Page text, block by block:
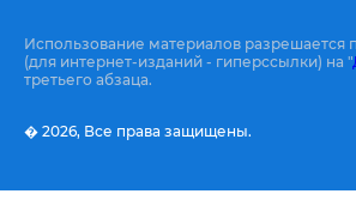
Использование материалов разрешается
(для интернет-изданий - гиперссылки) на "
третьего абзаца.
� 2026, Все права защищены.